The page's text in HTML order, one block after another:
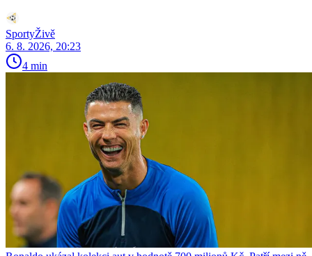
SportyŽivě
6. 8. 2026, 20:23
4 min